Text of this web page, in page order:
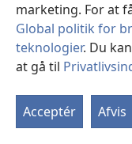
marketing. For at
Global politik for
teknologier. Du
at gå til
Acceptér Afvis
Copyright© 2026 Watch